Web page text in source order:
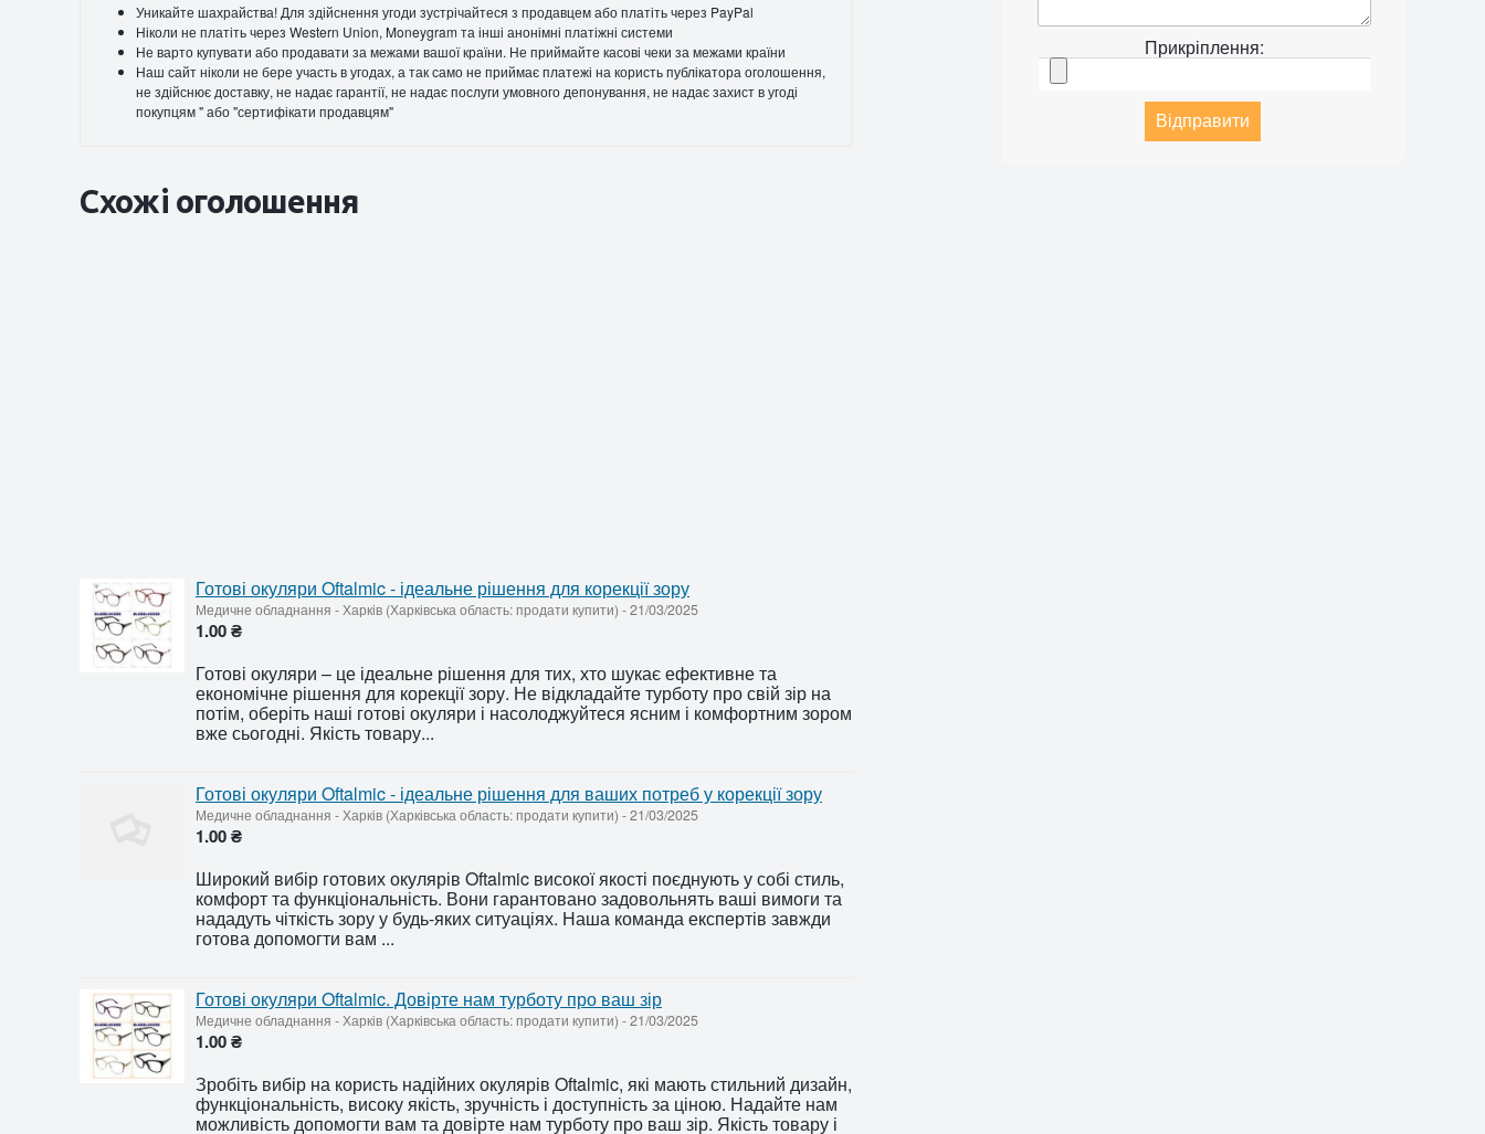
Уникайте шахрайства! Для здійснення угоди зустрічайтеся з продавцем або платіть через PayPal
Ніколи не платіть через Western Union, Moneygram та інші анонімні платіжні системи
Не варто купувати або продавати за межами вашої країни. Не приймайте касові чеки за межами країни
Наш сайт ніколи не бере участь в угодах, а так само не приймає платежі на користь публікатора оголошення,
не здійснює доставку, не надає гарантії, не надає послуги умовного депонування, не надає захист в угоді
покупцям " або "сертифікати продавцям"
Схожі оголошення
Готові окуляри Oftalmic - ідеальне рішення для корекції зору
Медичне обладнання -Харків (Харківська область: продати купити) -21/03/2025
1.00 ₴
Готові окуляри – це ідеальне рішення для тих, хто шукає ефективне та
економічне рішення для корекції зору. Не відкладайте турботу про свій зір на
потім, оберіть наші готові окуляри і насолоджуйтеся ясним і комфортним зором
вже сьогодні. Якість товару...
Готові окуляри Oftalmic - ідеальне рішення для ваших потреб у корекції зору
Медичне обладнання -Харків (Харківська область: продати купити) -21/03/2025
1.00 ₴
Широкий вибір готових окулярів Oftalmic високої якості поєднують у собі стиль,
комфорт та функціональність. Вони гарантовано задовольнять ваші вимоги та
нададуть чіткість зору у будь-яких ситуаціях. Наша команда експертів завжди
готова допомогти вам ...
Готові окуляри Oftalmic. Довірте нам турботу про ваш зір
Медичне обладнання -Харків (Харківська область: продати купити) -21/03/2025
1.00 ₴
Зробіть вибір на користь надійних окулярів Oftalmic, які мають стильний дизайн,
функціональність, високу якість, зручність і доступність за ціною. Надайте нам
можливість допомогти вам та довірте нам турботу про ваш зір. Якість товару і
Прикріплення:
Відправити